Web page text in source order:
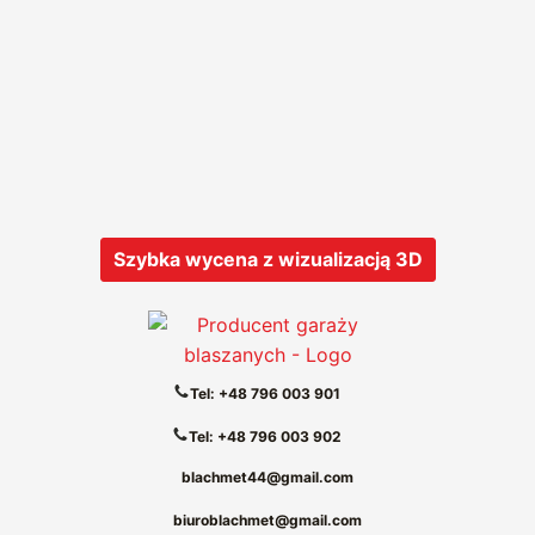
Szybka wycena z wizualizacją 3D
Tel: +48 796 003 901
Tel: +48 796 003 902
blachmet44@gmail.com
biuroblachmet@gmail.com